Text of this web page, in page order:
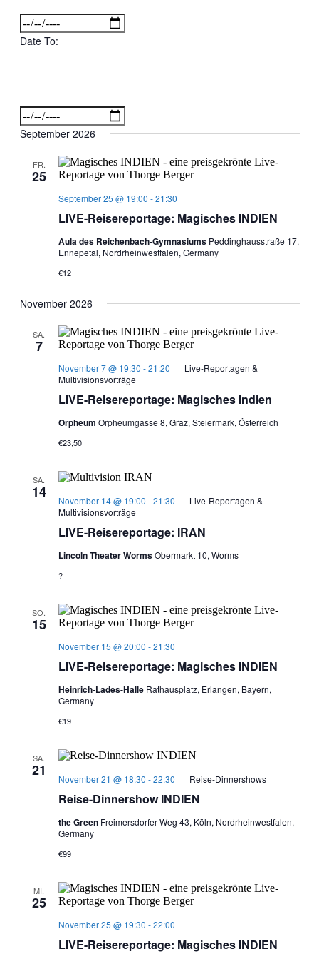
öffnenFilter
schließen
Date
From
Date To:
öffnenFilter
schließen
Date
To
September 2026
FR.
25
LIVE-Reisereportage: Magisches INDIEN
September 25 @ 19:00 -21:30
Aula des Reichenbach-Gymnasiums Peddinghausstraße 17,
Ennepetal, Nordrheinwestfalen, Germany
€12
November 2026
SA.
7
LIVE-Reisereportage: Magisches Indien
November 7 @ 19:30 -21:20
Live-Reportagen &
Multivisionsvorträge
Orpheum Orpheumgasse 8, Graz, Steiermark, Österreich
€23,50
SA.
14
LIVE-Reisereportage: IRAN
November 14 @ 19:00 -21:30
Live-Reportagen &
Multivisionsvorträge
Lincoln Theater WormsObermarkt 10, Worms
?
SO.
15
LIVE-Reisereportage: Magisches INDIEN
November 15 @ 20:00 -21:30
Heinrich-Lades-Halle Rathausplatz, Erlangen, Bayern,
Germany
€19
SA.
21
Reise-Dinnershow INDIEN
November 21 @ 18:30 -22:30 Reise-Dinnershows
the Green Freimersdorfer Weg 43, Köln, Nordrheinwestfalen,
Germany
€99
MI.
25
LIVE-Reisereportage: Magisches INDIEN
November 25 @ 19:30 -22:00